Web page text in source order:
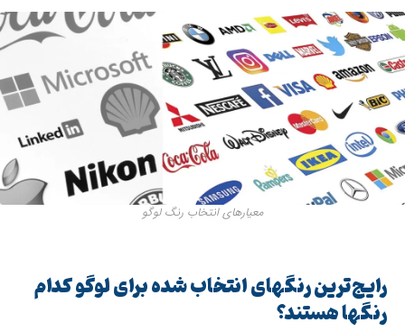
معیارهای انتخاب رنگ لوگو
رایج­‌ترین رنگ­های انتخاب شده برای لوگو کدام
رنگ­ها هستند؟